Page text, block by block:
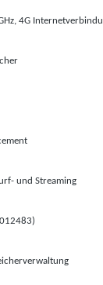
4G
und Streaming
)